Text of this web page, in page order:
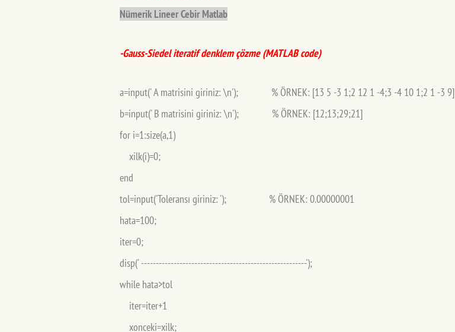
Nümerik Lineer Cebir Matlab
-Gauss-Siedel iteratif denklem çözme (MATLAB code)
a=input(' A matrisini giriniz: \n'); % ÖRNEK: [13 5 -3 1;2 12 1 -4;3 -4 10 1;2 1 -3 9]
b=input(' B matrisini giriniz: \n'); % ÖRNEK: [12;13;29;21]
for i=1:size(a,1)
xilk(i)=0;
end
tol=input('Toleransı giriniz: '); % ÖRNEK: 0.00000001
hata=100;
iter=0;
disp(' --------------------------------------------------------');
while hata>tol
iter=iter+1
xonceki=xilk;